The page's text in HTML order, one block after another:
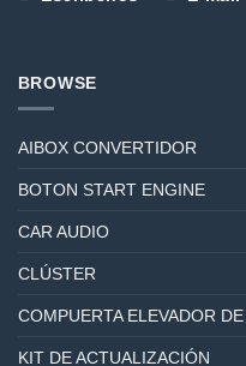
BROWSE
AIBOX CONVERTIDOR
BOTON START ENGINE
CAR AUDIO
CLÚSTER
COMPUERTA ELEVADOR
KIT DE ACTUALIZACIÓN